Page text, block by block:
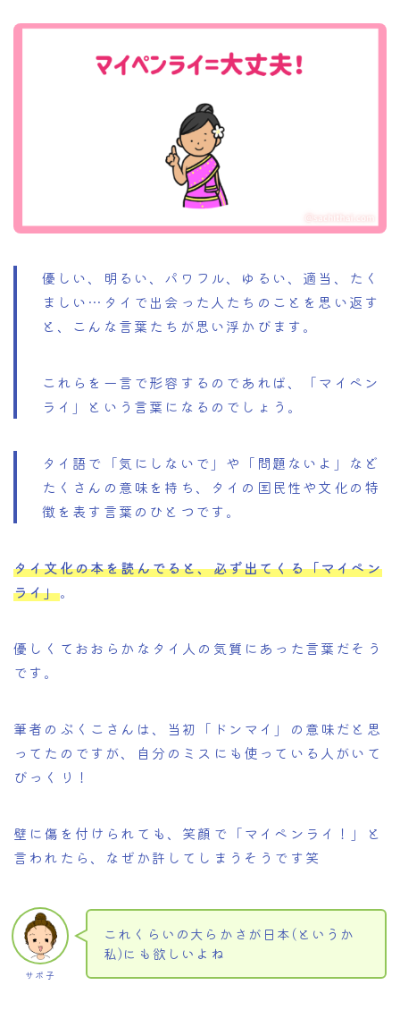
優しい、明るい、パワフル、ゆるい、適当、たく
ましい…タイで出会った人たちのことを思い返す
と、こんな言葉たちが思い浮かびます。
これらを一言で形容するのであれば、「マイペン
ライ」という言葉になるのでしょう。
タイ語で「気にしないで」や「問題ないよ」など
たくさんの意味を持ち、タイの国民性や文化の特
徴を表す言葉のひとつです。
タイ文化の本を読んでると、必ず出てくる「マイペン
ライ」。
優しくておおらかなタイ人の気質にあった言葉だそう
です。
筆者のぷくこさんは、当初「ドンマイ」の意味だと思
ってたのですが、自分のミスにも使っている人がいて
びっくり！
壁に傷を付けられても、笑顔で「マイペンライ！」と
言われたら、なぜか許してしまうそうです笑
サボ子
これくらいの大らかさが日本(というか
私)にも欲しいよね